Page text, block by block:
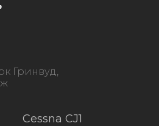
Гринвуд,
Cessna CJ1